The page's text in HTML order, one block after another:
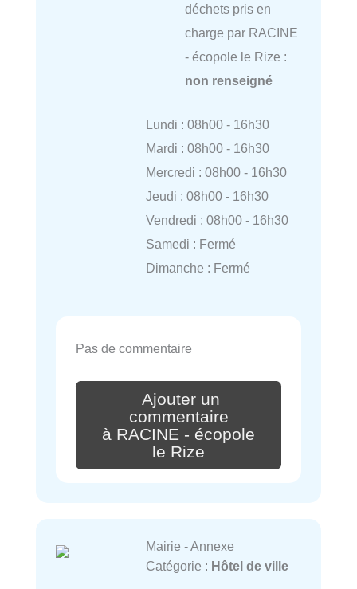
déchets pris en
charge par RACINE
- écopole le Rize :
non renseigné
Lundi : 08h00 - 16h30
Mardi : 08h00 - 16h30
Mercredi : 08h00 - 16h30
Jeudi : 08h00 - 16h30
Vendredi : 08h00 - 16h30
Samedi : Fermé
Dimanche : Fermé
Pas de commentaire
Ajouter un
commentaire
à RACINE - écopole
le Rize
Mairie - Annexe
Catégorie : Hôtel de ville